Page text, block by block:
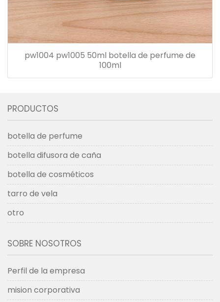
pw1004 pw1005 50ml botella de perfume de
100ml
PRODUCTOS
botella de perfume
botella difusora de caña
botella de cosméticos
tarro de vela
otro
SOBRE NOSOTROS
Perfil de la empresa
mision corporativa